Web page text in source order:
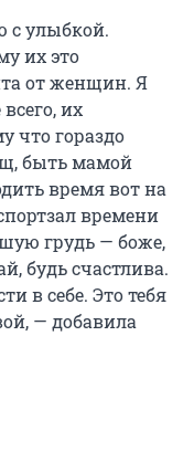
с улыбкой.
их это
от женщин. Я
их
что гораздо
быть мамой
время вот на
времени
грудь — боже,
будь счастлива.
в себе. Это тебя
— добавила